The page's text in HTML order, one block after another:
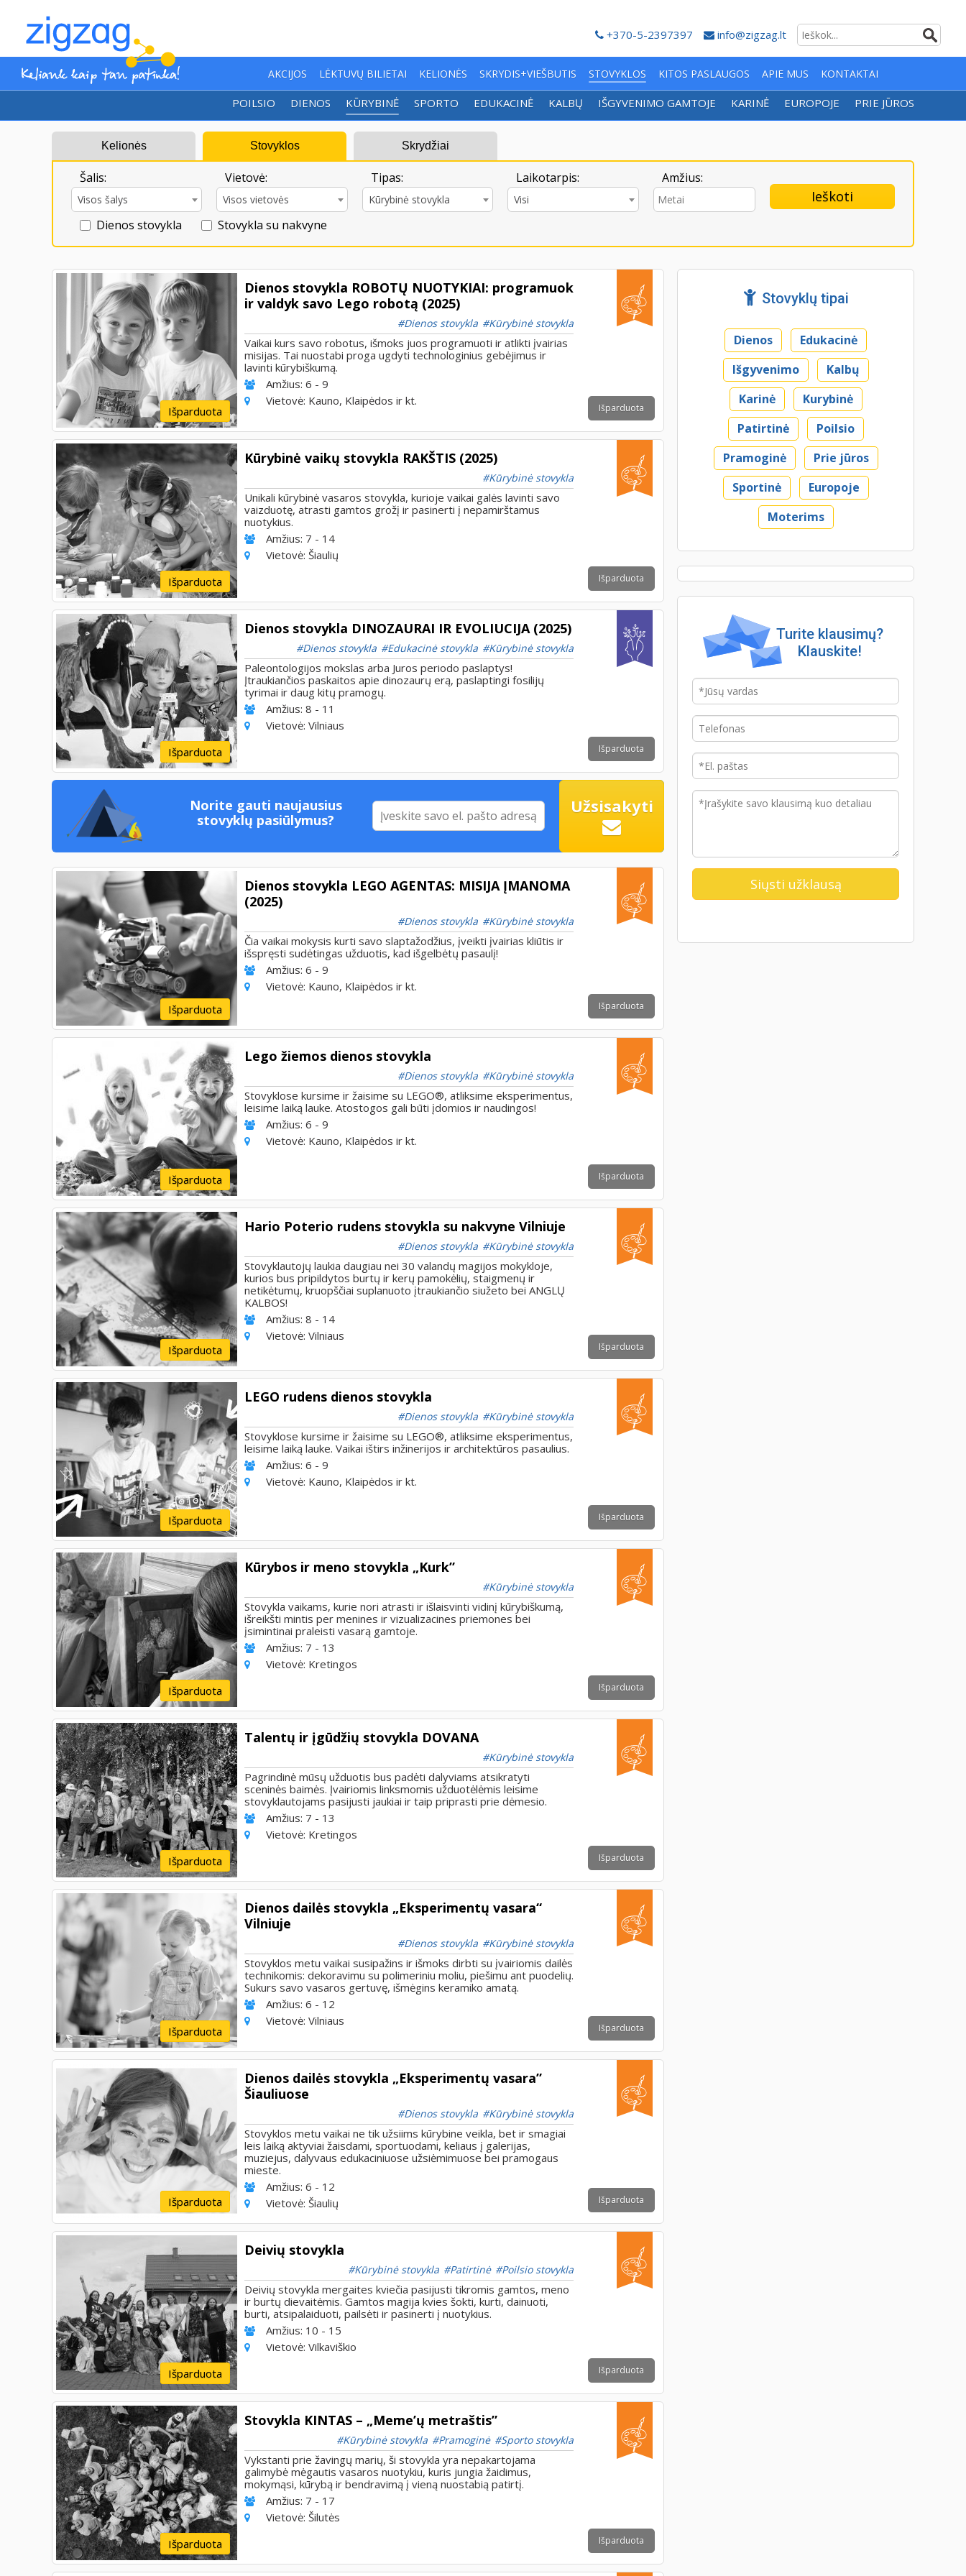
+370-5-2397397 info@zigzag.lt
AKCIJOS LĖKTUVŲ BILIETAI KELIONĖS SKRYDIS+VIEŠBUTIS STOVYKLOS
POILSIO DIENOS KŪRYBINĖ SPORTO EDUKACINĖ KALBŲ IŠGYVENIMO GAMTOJE KARINĖ EUROPOJE PRIE JŪROS
KITOS PASLAUGOS APIE MUS KONTAKTAI
Kelionės Stovyklos Skrydžiai
Šalis:
Visos šalys
Vietovė:
Visos vietovės
Tipas:
Kūrybinė stovykla
Laikotarpis:
Visi
Amžius:
Dienos stovykla Stovykla su nakvyne
Ieškoti
Išparduota
Dienos stovykla ROBOTŲ NUOTYKIAI: programuok
ir valdyk savo Lego robotą (2025)
Dienos stovykla Kūrybinė stovykla
Vaikai kurs savo robotus, išmoks juos programuoti ir atlikti įvairias
misijas. Tai nuostabi proga ugdyti technologinius gebėjimus ir
lavinti kūrybiškumą.
Amžius: 6 - 9
Vietovė: Kauno, Klaipėdos ir kt.
Išparduota
Išparduota
Kūrybinė vaikų stovykla RAKŠTIS (2025)
Kūrybinė stovykla
Unikali kūrybinė vasaros stovykla, kurioje vaikai galės lavinti savo
vaizduotę, atrasti gamtos grožį ir pasinerti į nepamirštamus
nuotykius.
Amžius: 7 - 14
Vietovė: Šiaulių
Išparduota
Išparduota
Dienos stovykla DINOZAURAI IR EVOLIUCIJA (2025)
Dienos stovykla Edukacinė stovykla Kūrybinė stovykla
Paleontologijos mokslas arba Juros periodo paslaptys!
Įtraukiančios paskaitos apie dinozaurų erą, paslaptingi fosilijų
tyrimai ir daug kitų pramogų.
Amžius: 8 - 11
Vietovė: Vilniaus
Išparduota
Norite gauti naujausius
stovyklų pasiūlymus?
Užsisakyti
Išparduota
Dienos stovykla LEGO AGENTAS: MISIJA ĮMANOMA
(2025)
Dienos stovykla Kūrybinė stovykla
Čia vaikai mokysis kurti savo slaptažodžius, įveikti įvairias kliūtis ir
išspręsti sudėtingas užduotis, kad išgelbėtų pasaulį!
Amžius: 6 - 9
Vietovė: Kauno, Klaipėdos ir kt.
Išparduota
Išparduota
Lego žiemos dienos stovykla
Dienos stovykla Kūrybinė stovykla
Stovyklose kursime ir žaisime su LEGO®, atliksime eksperimentus,
leisime laiką lauke. Atostogos gali būti įdomios ir naudingos!
Amžius: 6 - 9
Vietovė: Kauno, Klaipėdos ir kt.
Išparduota
Išparduota
Hario Poterio rudens stovykla su nakvyne Vilniuje
Dienos stovykla Kūrybinė stovykla
Stovyklautojų laukia daugiau nei 30 valandų magijos mokykloje,
kurios bus pripildytos burtų ir kerų pamokėlių, staigmenų ir
netikėtumų, kruopščiai suplanuoto įtraukiančio siužeto bei ANGLŲ
KALBOS!
Amžius: 8 - 14
Vietovė: Vilniaus
Išparduota
Išparduota
LEGO rudens dienos stovykla
Dienos stovykla Kūrybinė stovykla
Stovyklose kursime ir žaisime su LEGO®, atliksime eksperimentus,
leisime laiką lauke. Vaikai ištirs inžinerijos ir architektūros pasaulius.
Amžius: 6 - 9
Vietovė: Kauno, Klaipėdos ir kt.
Išparduota
Išparduota
Kūrybos ir meno stovykla „Kurk”
Kūrybinė stovykla
Stovykla vaikams, kurie nori atrasti ir išlaisvinti vidinį kūrybiškumą,
išreikšti mintis per menines ir vizualizacines priemones bei
įsimintinai praleisti vasarą gamtoje.
Amžius: 7 - 13
Vietovė: Kretingos
Išparduota
Išparduota
Talentų ir įgūdžių stovykla DOVANA
Kūrybinė stovykla
Pagrindinė mūsų užduotis bus padėti dalyviams atsikratyti
sceninės baimės. Įvairiomis linksmomis užduotėlėmis leisime
stovyklautojams pasijusti jaukiai ir taip priprasti prie dėmesio.
Amžius: 7 - 13
Vietovė: Kretingos
Išparduota
Išparduota
Dienos dailės stovykla „Eksperimentų vasara“
Vilniuje
Dienos stovykla Kūrybinė stovykla
Stovyklos metu vaikai susipažins ir išmoks dirbti su įvairiomis dailės
technikomis: dekoravimu su polimeriniu moliu, piešimu ant puodelių.
Sukurs savo vasaros gertuvę, išmėgins keramiko amatą.
Amžius: 6 - 12
Vietovė: Vilniaus
Išparduota
Išparduota
Dienos dailės stovykla „Eksperimentų vasara”
Šiauliuose
Dienos stovykla Kūrybinė stovykla
Stovyklos metu vaikai ne tik užsiims kūrybine veikla, bet ir smagiai
leis laiką aktyviai žaisdami, sportuodami, keliaus į galerijas,
muziejus, dalyvaus edukaciniuose užsiėmimuose bei pramogaus
mieste.
Amžius: 6 - 12
Vietovė: Šiaulių Išparduota
Išparduota
Deivių stovykla
Kūrybinė stovykla Patirtinė Poilsio stovykla
Deivių stovykla mergaites kviečia pasijusti tikromis gamtos, meno
ir burtų dievaitėmis. Gamtos magija kvies šokti, kurti, dainuoti,
burti, atsipalaiduoti, pailsėti ir pasinerti į nuotykius.
Amžius: 10 - 15
Vietovė: Vilkaviškio
Išparduota
Išparduota
Stovykla KINTAS – „Meme’ų metraštis”
Kūrybinė stovykla Pramoginė Sporto stovykla
Vykstanti prie žavingų marių, ši stovykla yra nepakartojama
galimybė mėgautis vasaros nuotykiu, kuris jungia žaidimus,
mokymąsi, kūrybą ir bendravimą į vieną nuostabią patirtį.
Amžius: 7 - 17
Vietovė: Šilutės
Išparduota
Stovyklų tipai
Dienos
Edukacinė
Išgyvenimo
Kalbų
Karinė
Kurybinė
Patirtinė
Poilsio
Pramoginė
Prie jūros
Sportinė
Europoje
Moterims
Turite klausimų?
Klauskite!